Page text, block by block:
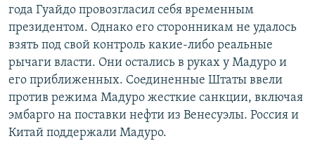
года Гуайдо провозгласил себя временным
президентом. Однако его сторонникам не удалось
взять под свой контроль какие-либо реальные
рычаги власти. Они остались в руках у Мадуро и
его приближенных. Соединенные Штаты ввели
против режима Мадуро жесткие санкции, включая
эмбарго на поставки нефти из Венесуэлы. Россия и
Китай поддержали Мадуро.